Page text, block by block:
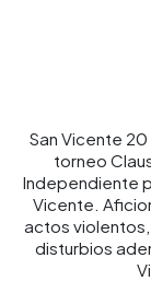
San Vicente
torneo
Independiente
Vicente.
actos
disturbios